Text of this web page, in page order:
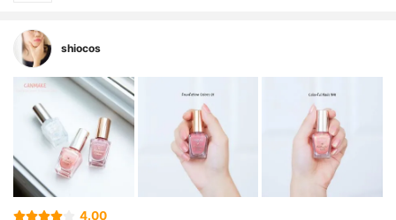
shiocos
4.00